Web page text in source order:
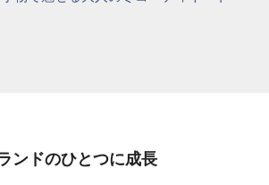
ンドのひとつに成長